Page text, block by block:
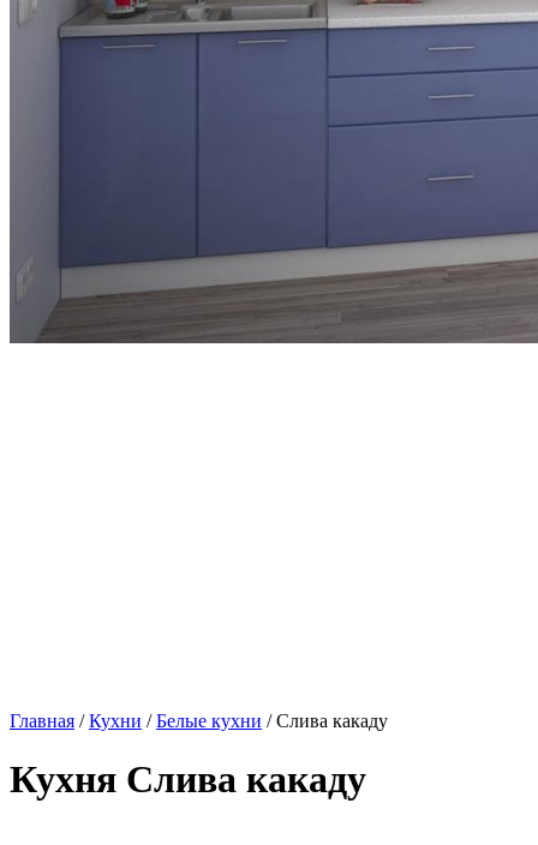
Главная /Кухни /Белые кухни / Слива какаду
Кухня Слива какаду